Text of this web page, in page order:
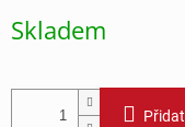
Skladem